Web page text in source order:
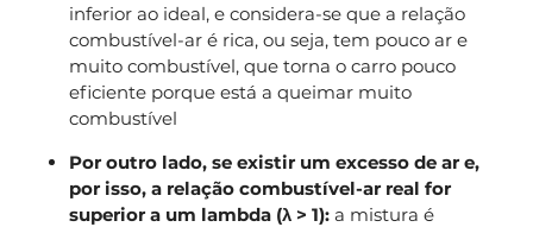
inferior ao ideal, e considera-se que a relação
combustível-ar é rica, ou seja, tem pouco ar e
muito combustível, que torna o carro pouco
eficiente porque está a queimar muito
combustível
Por outro lado, se existir um excesso de ar e,
por isso, a relação combustível-ar real for
superior a um lambda (λ > 1): a mistura é